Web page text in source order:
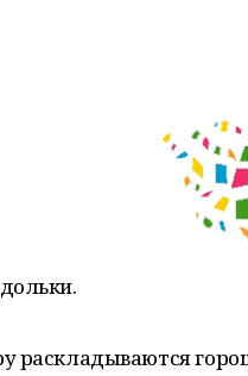
раскладываются